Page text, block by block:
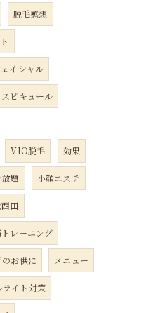
脱毛感想
ェイシャル
スピキュール
VIO脱毛 効果
題 小顔エステ
田
レーニング
のお供に メニュー
ライト対策